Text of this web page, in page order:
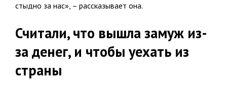
стыдно за нас», – рассказывает она.
Считали, что вышла замуж из-
за денег, и чтобы уехать из
страны